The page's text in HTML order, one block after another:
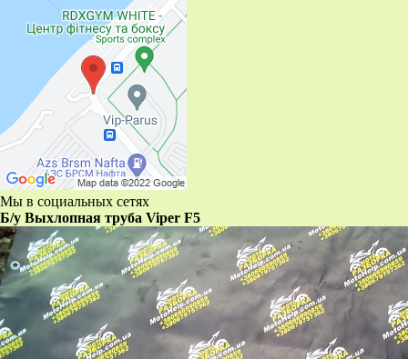
Мы в социальных сетях
Б/у Выхлопная труба Viper F5